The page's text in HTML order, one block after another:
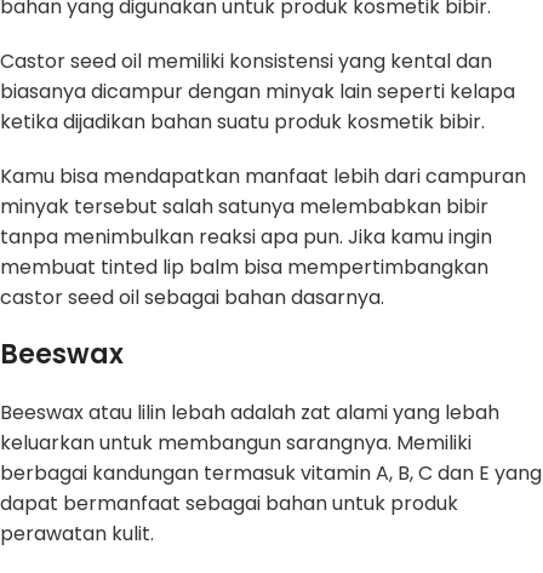
bahan yang digunakan untuk produk kosmetik bibir.
Castor seed oil memiliki konsistensi yang kental dan
biasanya dicampur dengan minyak lain seperti kelapa
ketika dijadikan bahan suatu produk kosmetik bibir.
Kamu bisa mendapatkan manfaat lebih dari campuran
minyak tersebut salah satunya melembabkan bibir
tanpa menimbulkan reaksi apa pun. Jika kamu ingin
membuat tinted lip balm bisa mempertimbangkan
castor seed oil sebagai bahan dasarnya.
Beeswax
Beeswax atau lilin lebah adalah zat alami yang lebah
keluarkan untuk membangun sarangnya. Memiliki
berbagai kandungan termasuk vitamin A, B, C dan E yang
dapat bermanfaat sebagai bahan untuk produk
perawatan kulit.